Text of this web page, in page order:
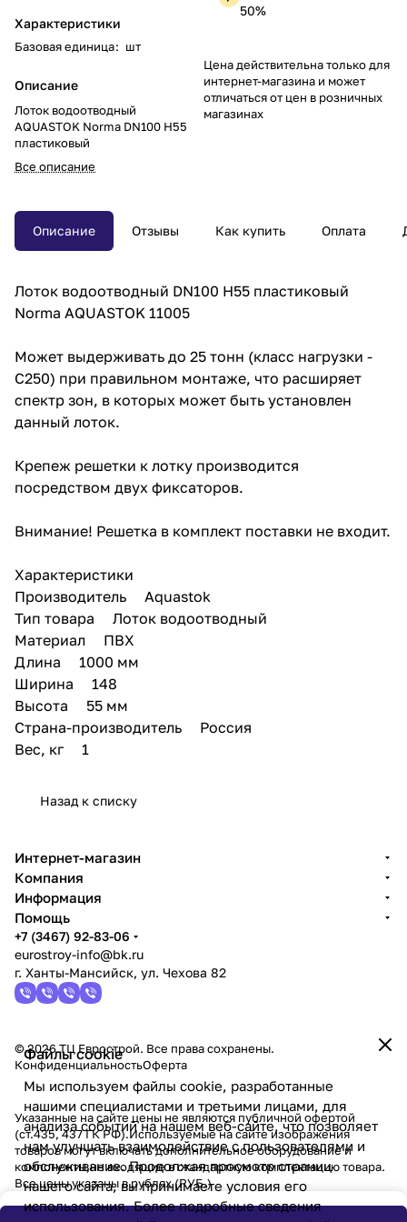
Характеристики
Базовая единица: шт
Описание
Лоток водоотводный
AQUASTOK Norma DN100 H55
пластиковый
Все описание
50%
Цена действительна только для
интернет-магазина и может
отличаться от цен в розничных
магазинах
Описание Отзывы Как купить Оплата
Лоток водоотводный DN100 H55 пластиковый
Norma AQUASTOK 11005
Может выдерживать до 25 тонн (класс нагрузки -
С250) при правильном монтаже, что расширяет
спектр зон, в которых может быть установлен
данный лоток.
Крепеж решетки к лотку производится
посредством двух фиксаторов.
Внимание! Решетка в комплект поставки не входит.
Характеристики
Производитель Aquastok
Тип товара Лоток водоотводный
Материал ПВХ
Длина 1000 мм
Ширина 148
Высота 55 мм
Страна-производитель Россия
Вес, кг 1
Назад к списку
Файлы cookie
Мы используем файлы cookie, разработанные
нашими специалистами и третьими лицами, для
анализа событий на нашем веб-сайте, что позволяет
нам улучшать взаимодействие с пользователями и
обслуживание. Продолжая просмотр страниц
нашего сайта, вы принимаете условия его
использования. Более подробные сведения
Интернет-магазин
Компания
Информация
Помощь
+7 (3467) 92-83-06
eurostroy-info@bk.ru
г. Ханты-Мансийск, ул. Чехова 82
© 2026 ТЦ Еврострой. Все права сохранены.
КонфиденциальностьОферта
Указанные на сайте цены не являются публичной офертой
(ст.435, 437 ГК РФ).Используемые на сайте изображения
товаров могут включать дополнительное оборудование и
компоненты,не входящие в стандартную комплектацию товара.
Все цены указаны в рублях (PУБ.)